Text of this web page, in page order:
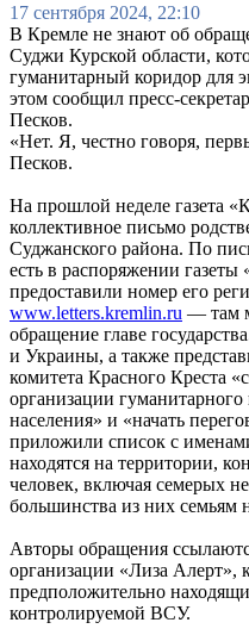
17 сентября 2024, 22:10
В Кремле не знают об
Суджи Курской области,
гуманитарный коридор для
этом сообщил пресс-
Песков.
«Нет. Я, честно говоря,
Песков.
На прошлой неделе газета
коллективное письмо
Суджанского района. По
есть в распоряжении
предоставили номер его
www.letters.kremlin.ru — там
обращение главе
и Украины, а также
комитета Красного Креста
организации
населения» и «начать
приложили список с
находятся на территории,
человек, включая семерых
большинства из них семьям
Авторы обращения
организации «Лиза Алерт»,
предположительно
контролируемой ВСУ.